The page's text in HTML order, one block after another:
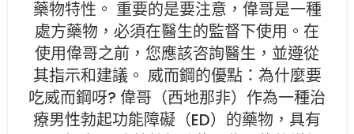
藥物特性。 重要的是要注意，偉哥是一種
處方藥物，必須在醫生的監督下使用。在
使用偉哥之前，您應該咨詢醫生，並遵從
其指示和建議。 威而鋼的優點：為什麼要
吃威而鋼呀? 偉哥（西地那非）作為一種治
療男性勃起功能障礙（ED）的藥物，具有